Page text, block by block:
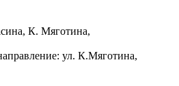
К. Мяготина,
ул. К.Мяготина,